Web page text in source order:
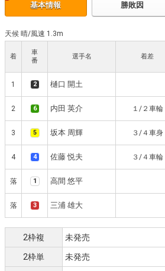
基本情報 勝敗因
天候 晴/風速 1.3m
着
車
番
選手名 着差
1 2 樋口 開土
2 6 内田 英介 １/２車輪
3 5 坂本 周輝 ３/４車身
4 4 佐藤 悦夫 ３/４車輪
落 1 高間 悠平
落 3 三浦 雄大
2枠複 未発売
2枠単 未発売